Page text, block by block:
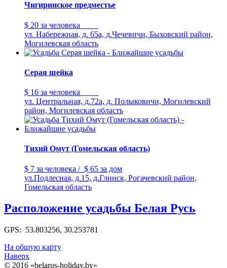
Чигиринское предместье
$ 20 за человека
ул. Набережная, д. 65а, д.Чечевичи, Быховский район,
Могилевская область
Серая шейка
$ 16 за человека
ул. Центральная, д.72а, д. Полыковичи, Могилевский
район, Могилевская область
Тихий Омут (Гомельская область)
$ 7 за человека / $ 65 за дом
ул.Подлесная, д.15, д.Глинск, Рогачевский район,
Гомельская область
Расположение усадьбы Белая Русь
GPS: 53.803256, 30.253781
На общую карту
Наверх
© 2016 «belarus-holiday.by»